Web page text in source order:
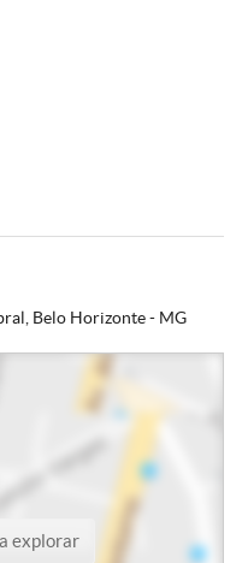
Belo Horizonte - MG
explorar